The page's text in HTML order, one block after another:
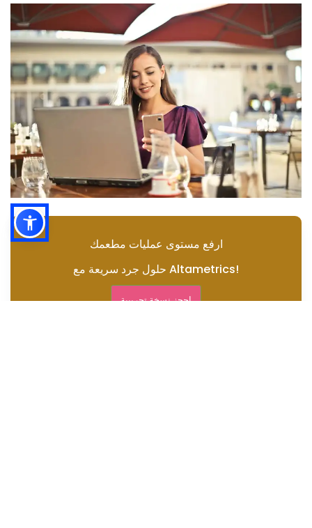
ارفع مستوى عمليات مطعمك
حلول جرد سريعة مع Altametrics!
احجز نسخة تجريبية